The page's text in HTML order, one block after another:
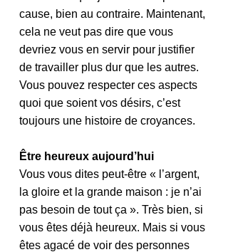
cause, bien au contraire. Maintenant,
cela ne veut pas dire que vous
devriez vous en servir pour justifier
de travailler plus dur que les autres.
Vous pouvez respecter ces aspects
quoi que soient vos désirs, c’est
toujours une histoire de croyances.
Être heureux aujourd’hui
Vous vous dites peut-être « l’argent,
la gloire et la grande maison : je n’ai
pas besoin de tout ça ». Très bien, si
vous êtes déjà heureux. Mais si vous
êtes agacé de voir des personnes